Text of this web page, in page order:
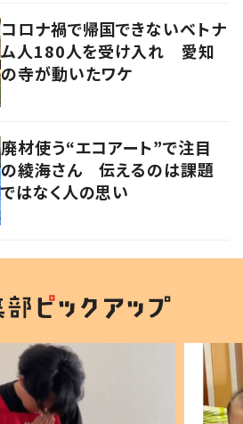
コロナ禍で帰国できないベトナ
ム人180人を受け入れ 愛知
の寺が動いたワケ
廃材使う“エコアート”で注目
の綾海さん 伝えるのは課題
ではなく人の思い